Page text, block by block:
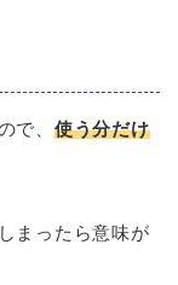
で、 使う分だけ
まったら意味が